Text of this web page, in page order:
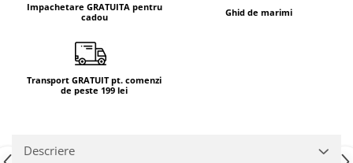
Impachetare GRATUITA pentru
cadou
Ghid de marimi
Transport GRATUIT pt. comenzi
de peste 199 lei
Descriere